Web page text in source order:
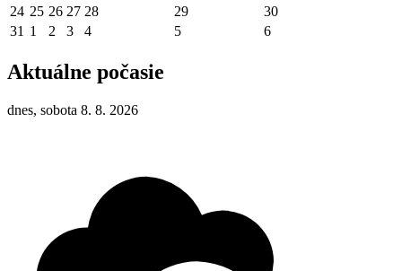
24 25 26 27 28 29
30
31 1 2 3 4 5 6
Aktuálne počasie
dnes, sobota 8. 8. 2026